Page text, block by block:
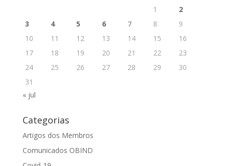
1
2
3
4 5 6 7 8
9
10
11 12 13 14 15
16
17
18 19 20 21 22
23
24
25 26 27 28 29
30
31
« jul
Categorias
Artigos dos Membros
Comunicados OBIND